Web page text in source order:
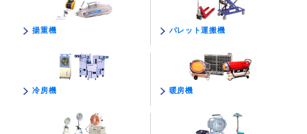
揚重機 パレット運搬機
冷房機 暖房機